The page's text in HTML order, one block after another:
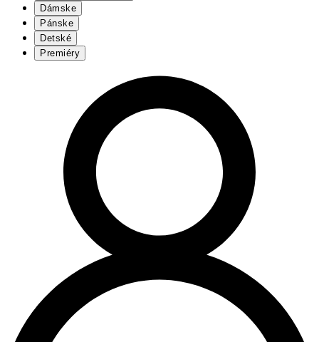
Dámske
Pánske
Detské
Premiéry